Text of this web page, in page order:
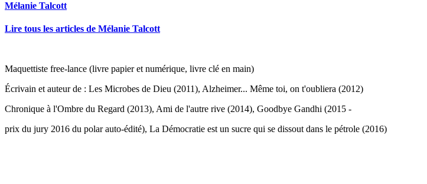
Mélanie Talcott
Lire tous les articles de Mélanie Talcott
Maquettiste free-lance (livre papier et numérique, livre clé en main)
Écrivain et auteur de : Les Microbes de Dieu (2011), Alzheimer... Même toi, on t'oubliera (2012)
Chronique à l'Ombre du Regard (2013), Ami de l'autre rive (2014), Goodbye Gandhi (2015 -
prix du jury 2016 du polar auto-édité), La Démocratie est un sucre qui se dissout dans le pétrole (2016)